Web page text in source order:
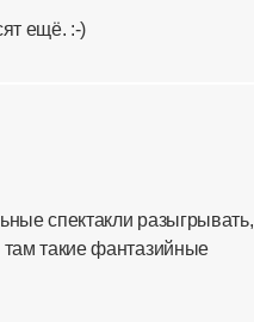
ещё. :-)
спектакли разыгрывать,
такие фантазийные